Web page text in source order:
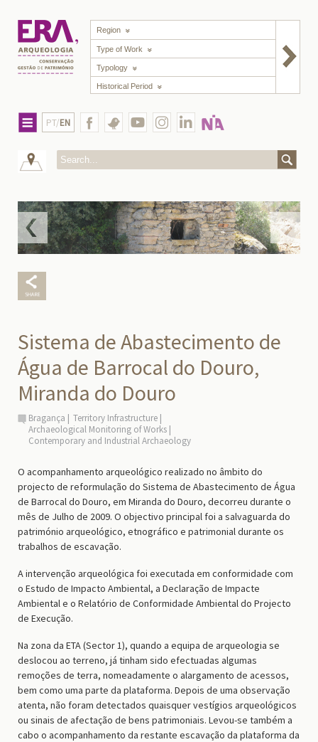
Region
Type of Work
Typology
Historical Period
PT/EN
Sistema de Abastecimento de
Água de Barrocal do Douro,
Miranda do Douro
Bragança
Territory Infrastructure
Archaeological Monitoring of Works
Contemporary and Industrial Archaeology
O acompanhamento arqueológico realizado no âmbito do
projecto de reformulação do Sistema de Abastecimento de Água
de Barrocal do Douro, em Miranda do Douro, decorreu durante o
mês de Julho de 2009. O objectivo principal foi a salvaguarda do
património arqueológico, etnográfico e patrimonial durante os
trabalhos de escavação.
A intervenção arqueológica foi executada em conformidade com
o Estudo de Impacto Ambiental, a Declaração de Impacte
Ambiental e o Relatório de Conformidade Ambiental do Projecto
de Execução.
Na zona da ETA (Sector 1), quando a equipa de arqueologia se
deslocou ao terreno, já tinham sido efectuadas algumas
remoções de terra, nomeadamente o alargamento de acessos,
bem como uma parte da plataforma. Depois de uma observação
atenta, não foram detectados quaisquer vestígios arqueológicos
ou sinais de afectação de bens patrimoniais. Levou-se também a
cabo o acompanhamento da restante escavação da plataforma da